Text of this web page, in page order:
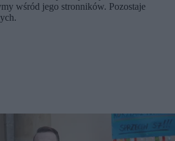
wśród jego stronników. Pozostaje